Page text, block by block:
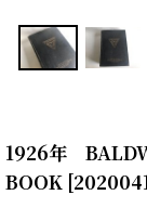
1926年
BOOK [